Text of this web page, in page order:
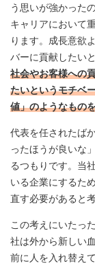
う思いが強かった
キャリアにおいて
ります。成長意欲
バーに貢献したい
社会やお客様への
たいというモチベ
値」のようなもの
代表を任されたば
ったほうが良いな
るつもりです。当
いる企業にするた
直す必要があると
この考えにいたっ
社は外から新しい
前に人を入れ替え